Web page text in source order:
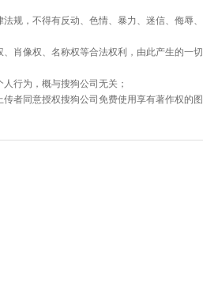
规，不得有反动、色情、暴力、迷信、侮辱
肖像权、名称权等合法权利，由此产生的一
行为，概与搜狗公司无关；
者同意授权搜狗公司免费使用享有著作权的